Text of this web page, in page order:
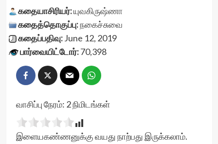
கதையாசிரியர்:யுவகிருஷ்ணா
கதைத்தொகுப்பு:நகைச்சுவை
கதைப்பதிவு:June 12, 2019
பார்வையிட்டோர்:70,398
வாசிப்பு நேரம்: 2நிமிடங்கள்
இளையகண்ணனுக்கு வயது நாற்பது இருக்கலாம்.